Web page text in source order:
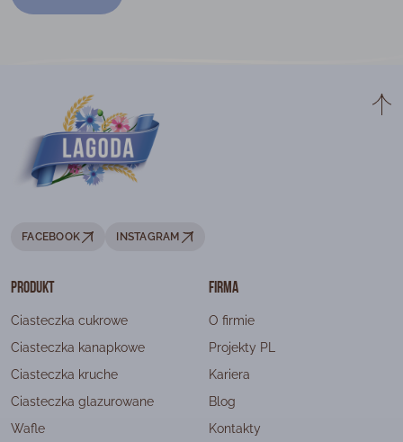
FACEBOOK INSTAGRAM
Produkt
Ciasteczka cukrowe
Ciasteczka kanapkowe
Ciasteczka kruche
Ciasteczka glazurowane
Wafle
Firma
O firmie
Projekty PL
Kariera
Blog
Kontakty